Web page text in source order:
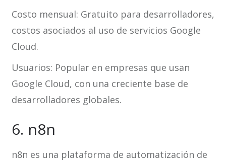
Costo mensual: Gratuito para desarrolladores,
costos asociados al uso de servicios Google
Cloud.
Usuarios: Popular en empresas que usan
Google Cloud, con una creciente base de
desarrolladores globales.
6. n8n
n8n es una plataforma de automatización de